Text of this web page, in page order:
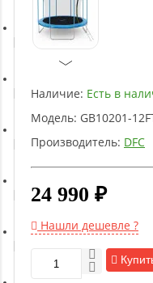
Детское оборудование
Рукоятки и тяги
Аэробика и фитнес
Гимнастическое
Функциональный
Наличие: Есть в
Модель: GB10201-
Производитель: DFC
24 990 ₽
Нашли дешевле ?